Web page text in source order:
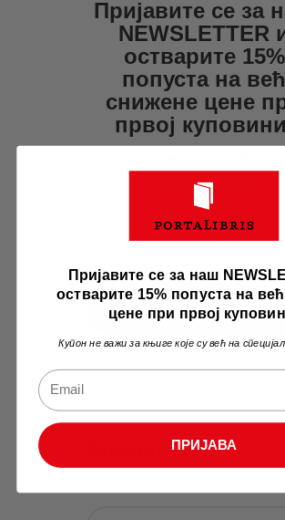
825.
Пријавите се за
NEWSLETTER
остварите 15%
попуста на већ
снижене цене
првој
ПРИЈАВА
Пријавите се за наш
остварите 15% попуста на
цене при првој
Купон не важи за књиге које су већ на
ПРИЈАВА